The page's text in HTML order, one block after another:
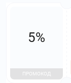
5%
ПРОМОКОД